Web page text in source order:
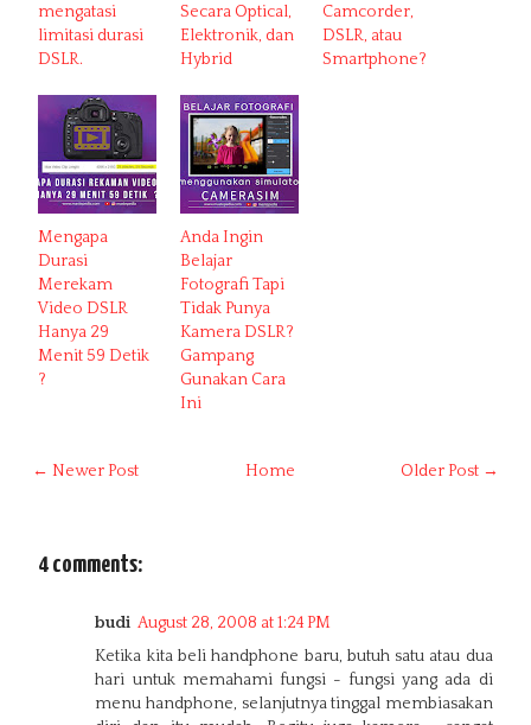
mengatasi
limitasi durasi
DSLR.
Secara Optical,
Elektronik, dan
Hybrid
Camcorder,
DSLR, atau
Smartphone?
Mengapa
Durasi
Merekam
Video DSLR
Hanya 29
Menit 59 Detik
?
Anda Ingin
Belajar
Fotografi Tapi
Tidak Punya
Kamera DSLR?
Gampang
Gunakan Cara
Ini
← Newer Post Older Post →
Home
4 comments:
budi August 28, 2008 at 1:24 PM
Ketika kita beli handphone baru, butuh satu atau dua
hari untuk memahami fungsi - fungsi yang ada di
menu handphone, selanjutnya tinggal membiasakan